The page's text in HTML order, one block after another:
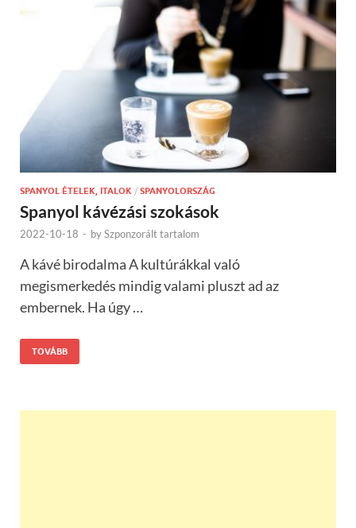
SPANYOL ÉTELEK, ITALOK / SPANYOLORSZÁG
Spanyol kávézási szokások
2022-10-18 - bySzponzorált tartalom
A kávé birodalma A kultúrákkal való
megismerkedés mindig valami pluszt ad az
embernek. Ha úgy …
TOVÁBB